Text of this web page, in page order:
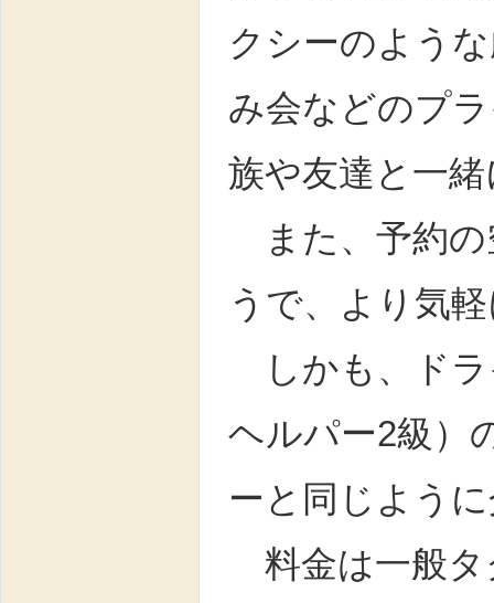
クシーのよう
み会などのプ
族や友達と一
また、予約の
うで、より気
しかも、ドラ
ヘルパー2級）
ーと同じよう
料金は一般タ